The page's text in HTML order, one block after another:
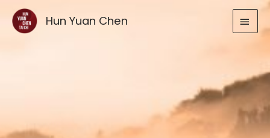
contenido
Hun Yuan Chen